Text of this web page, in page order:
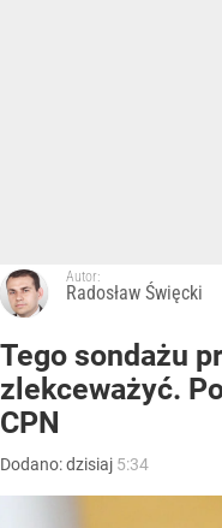
Autor:
Radosław Święcki
Tego sondażu
zlekceważyć.
CPN
Dodano:dzisiaj 5:34